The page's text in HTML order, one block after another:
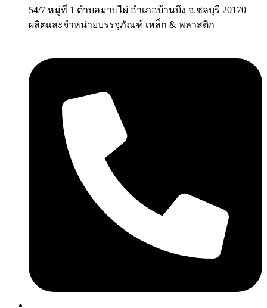
54/7 หมู่ที่ 1 ตำบลมาบไผ่ อำเภอบ้านบึง จ.ชลบุรี 20170
ผลิตและจำหน่ายบรรจุภัณฑ์ เหล็ก & พลาสติก